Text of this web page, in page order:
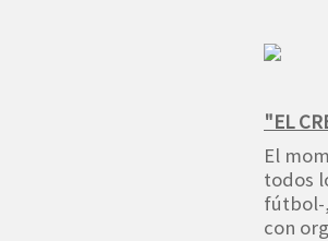
"EL
El
todos
fútbol-
con